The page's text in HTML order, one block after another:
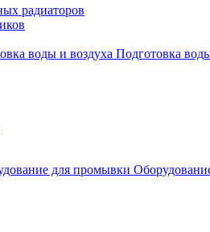
радиаторов
Подготовка